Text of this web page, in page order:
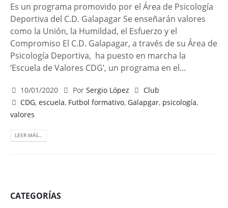
Es un programa promovido por el Área de Psicología
Deportiva del C.D. Galapagar Se enseñarán valores
como la Unión, la Humildad, el Esfuerzo y el
Compromiso El C.D. Galapagar, a través de su Área de
Psicología Deportiva, ha puesto en marcha la
‘Escuela de Valores CDG’, un programa en el...
10/01/2020 Por Sergio López
Club
CDG,escuela, Futbol formativo,Galapgar, psicología,
valores
LEER MÁS…
CATEGORÍAS